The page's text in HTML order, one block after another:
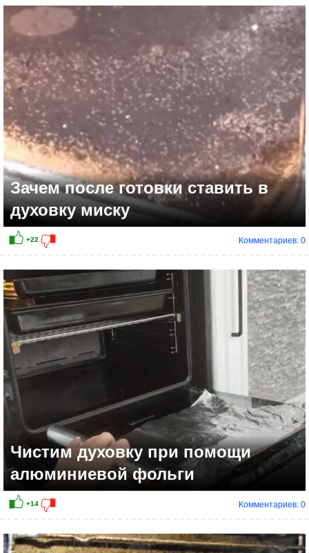
+3
Зачем после готовки ставить в
духовку миску
Комментариев: 0
Чистим духовку при помощи
алюминиевой фольги
Комментариев: 0